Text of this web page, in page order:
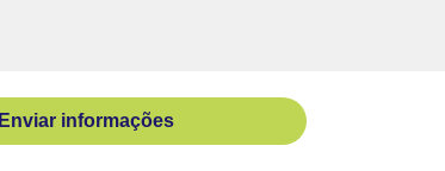
Enviar informações